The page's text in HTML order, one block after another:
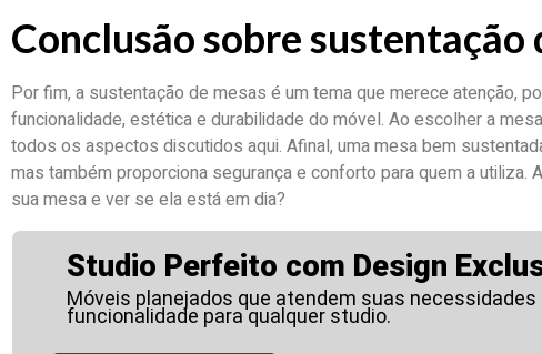
Conclusão sobre sustentação
Por fim, a sustentação de mesas é um tema que merece atenção,
funcionalidade, estética e durabilidade do móvel. Ao escolher a
todos os aspectos discutidos aqui. Afinal, uma mesa bem
mas também proporciona segurança e conforto para quem a utiliza.
sua mesa e ver se ela está em dia?
Studio Perfeito com Design
Móveis planejados que atendem suas
funcionalidade para qualquer studio.